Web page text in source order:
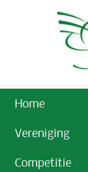
Home
Vereniging
Competitie